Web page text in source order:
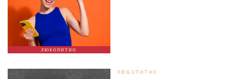
ЛЮБОПИТНО
ЛЮБОПИТНО